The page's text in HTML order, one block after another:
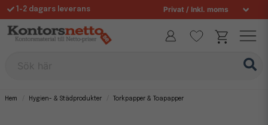
Fri frakt över 995 kr
Hem Hygien- & Städprodukter Torkpapper & Toapapper